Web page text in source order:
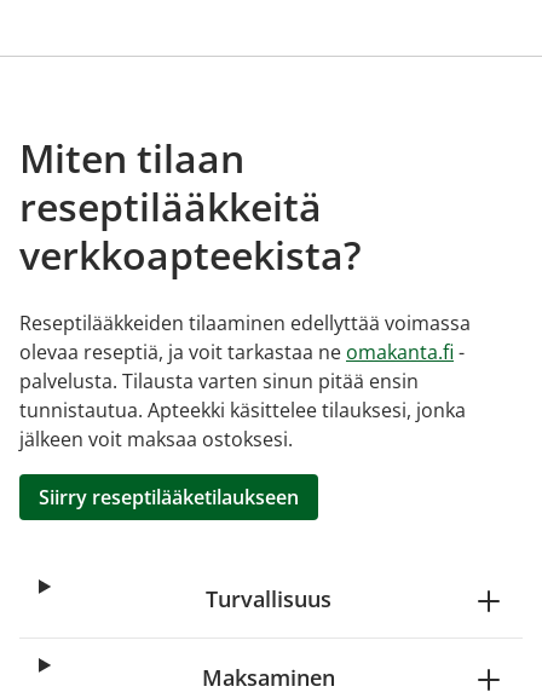
Miten tilaan
reseptilääkkeitä
verkkoapteekista?
Reseptilääkkeiden tilaaminen edellyttää voimassa
olevaa reseptiä, ja voit tarkastaa ne omakanta.fi -
palvelusta. Tilausta varten sinun pitää ensin
tunnistautua. Apteekki käsittelee tilauksesi, jonka
jälkeen voit maksaa ostoksesi.
Siirry reseptilääketilaukseen
Turvallisuus
Maksaminen